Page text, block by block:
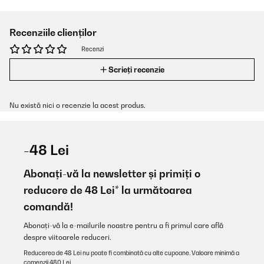
Recenziile clienților
Recenzi
Scrieți recenzie
Nu există nici o recenzie la acest produs.
-48 Lei
Abonați-vă la newsletter și primiți o
reducere de 48 Lei* la următoarea
comandă!
Abonați-vă la e-mailurile noastre pentru a fi primul care află
despre viitoarele reduceri.
Reducerea de 48 Lei nu poate fi combinată cu alte cupoane. Valoare minimă a
comenzii 480 Lei.